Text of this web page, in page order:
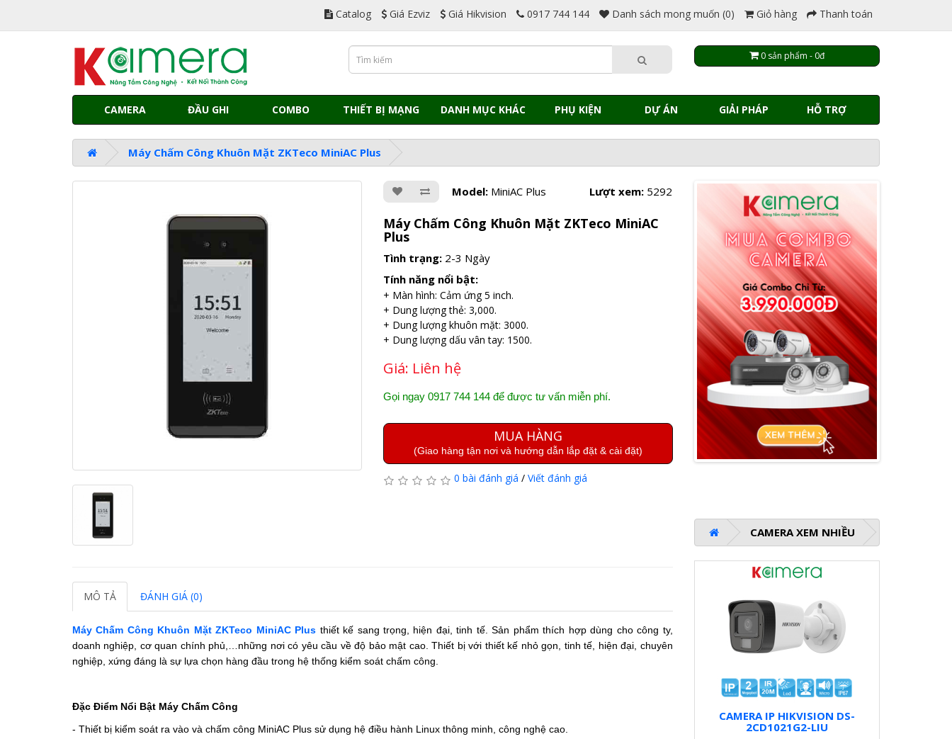
Catalog Giá Ezviz Giá Hikvision 0917 744 144 Danh sách mong muốn (0) Giỏ hàng Thanh toán
0 sản phẩm - 0đ
CAMERA ĐẦU GHI COMBO THIẾT BỊ MẠNG DANH MỤC KHÁC PHỤ KIỆN DỰ ÁN GIẢI PHÁP HỖ TRỢ
Máy Chấm Công Khuôn Mặt ZKTeco MiniAC Plus
Model: MiniAC Plus Lượt xem: 5292
Máy Chấm Công Khuôn Mặt ZKTeco MiniAC
Plus
Tình trạng: 2-3 Ngày
Tính năng nổi bật:
+ Màn hình: Cảm ứng 5 inch.
+ Dung lượng thẻ: 3,000.
+ Dung lượng khuôn mặt: 3000.
+ Dung lượng dấu vân tay: 1500.
Giá: Liên hệ
Gọi ngay 0917 744 144 để được tư vấn miễn phí.
MUA HÀNG
(Giao hàng tận nơi và hướng dẫn lắp đặt & cài đặt)
0 bài đánh giá / Viết đánh giá
MÔ TẢ ĐÁNH GIÁ (0)
Máy Chấm Công Khuôn Mặt ZKTeco MiniAC Plus thiết kế sang trọng, hiện đại, tinh tế. Sản phẩm thích hợp dùng cho công ty,
doanh nghiệp, cơ quan chính phủ,…những nơi có yêu cầu về độ bảo mật cao. Thiết bị với thiết kế nhỏ gọn, tinh tế, hiện đại, chuyên
nghiệp, xứng đáng là sự lựa chọn hàng đầu trong hệ thống kiểm soát chấm công.
Đặc Điểm Nổi Bật Máy Chấm Công
- Thiết bị kiểm soát ra vào và chấm công MiniAC Plus sử dụng hệ điều hành Linux thông minh, công nghệ cao.
CAMERA XEM NHIỀU
CAMERA IP HIKVISION DS-
2CD1021G2-LIU